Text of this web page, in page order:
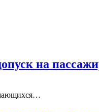
на